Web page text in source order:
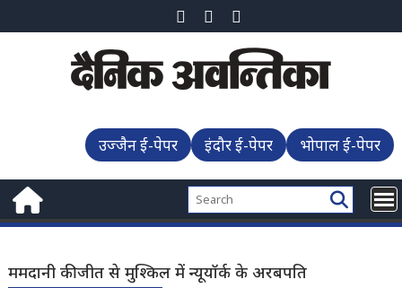
to
उज्जैन ई-पेपर इंदौर ई-पेपर भोपाल ई-पेपर
ममदानी की जीत से मुश्किल में न्यूयॉर्क के अरबपति